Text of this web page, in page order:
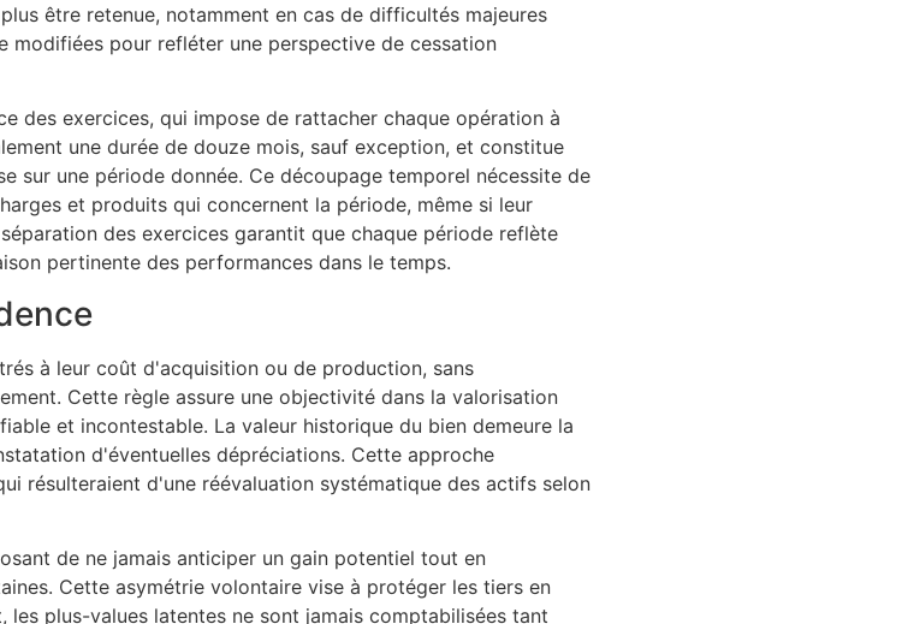
être retenue, notamment en cas de difficultés majeures
pour refléter une perspective de cessation
des exercices, qui impose de rattacher chaque opération à
une durée de douze mois, sauf exception, et constitue
sur une période donnée. Ce découpage temporel nécessite de
et produits qui concernent la période, même si leur
des exercices garantit que chaque période reflète
pertinente des performances dans le temps.
à leur coût d'acquisition ou de production, sans
Cette règle assure une objectivité dans la valorisation
et incontestable. La valeur historique du bien demeure la
d'éventuelles dépréciations. Cette approche
résulteraient d'une réévaluation systématique des actifs selon
de ne jamais anticiper un gain potentiel tout en
Cette asymétrie volontaire vise à protéger les tiers en
plus-values latentes ne sont jamais comptabilisées tant